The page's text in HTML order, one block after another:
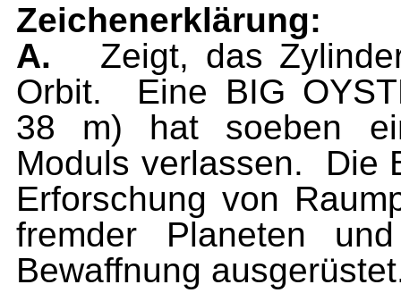
Zeichenerklärung:
A.
Zeigt, das
Orbit.
Eine BIG
38 m) hat soeben
Moduls verlassen.
Die
Erforschung von
fremder Planeten
Bewaffnung